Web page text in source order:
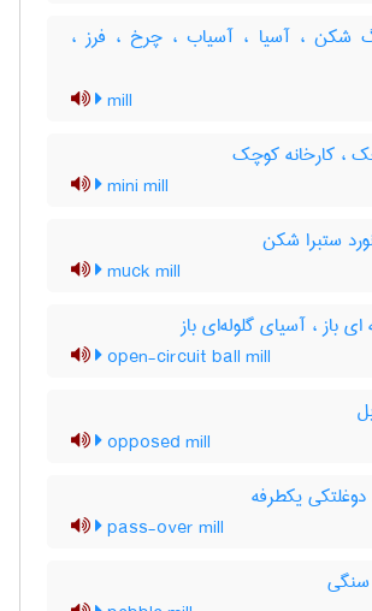
شکن ، آسیا ، آسیاب ، چرخ ، فرز ،
mill
، کارخانه کوچک
mini mill
نورد ستبرا شکن
muck mill
باز ، آسیای گلوله‌ای باز
open-circuit ball mill
opposed mill
دوغلتکی یکطرفه
pass-over mill
سنگی